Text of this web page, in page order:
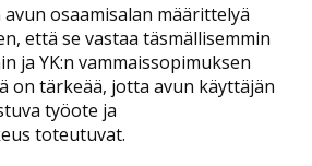
osaamisalan määrittelyä
että se vastaa täsmällisemmin
ja YK:n vammaissopimuksen
on tärkeää, jotta avun käyttäjän
työote ja
toteutuvat.